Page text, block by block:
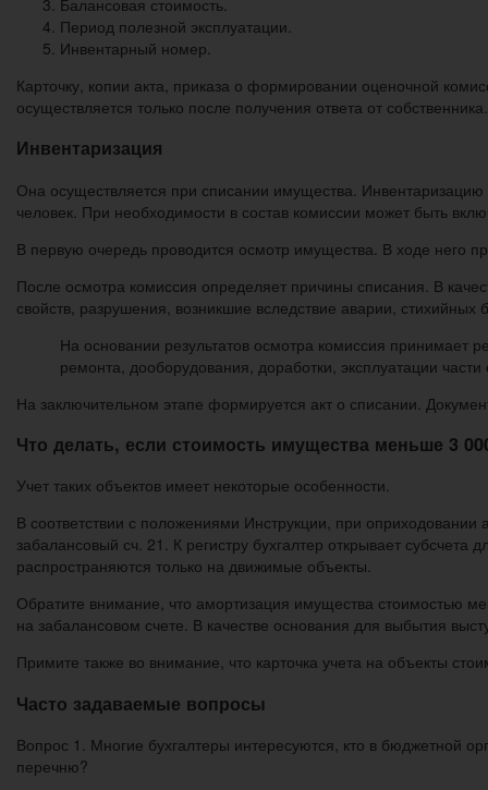
Период полезной эксплуатации.
Инвентарный номер.
Карточку, копии акта, приказа о формировании оценочной
осуществляется только после получения ответа от собственника.
Инвентаризация
Она осуществляется при списании имущества.
человек. При необходимости в состав комиссии может быть
В первую очередь проводится осмотр имущества. В ходе него
После осмотра комиссия определяет причины списания. В
свойств, разрушения, возникшие вследствие аварии, стихийных
На основании результатов осмотра комиссия принимает
ремонта, дооборудования, доработки, эксплуатации
На заключительном этапе формируется акт о списании.
Что делать, если стоимость имущества меньше 3
Учет таких объектов имеет некоторые особенности.
В соответствии с положениями Инструкции, при
забалансовый сч. 21. К регистру бухгалтер открывает
распространяются только на движимые объекты.
Обратите внимание, что амортизация имущества стоимостью
на забалансовом счете. В качестве основания для выбытия
Примите также во внимание, что карточка учета на объекты
Часто задаваемые вопросы
Вопрос 1. Многие бухгалтеры интересуются, кто в бюджетной
перечню?